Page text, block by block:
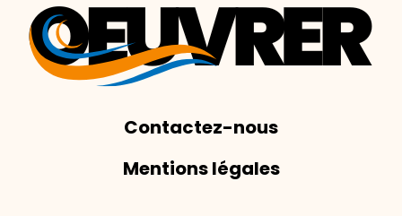
Contactez-nous
Mentions légales